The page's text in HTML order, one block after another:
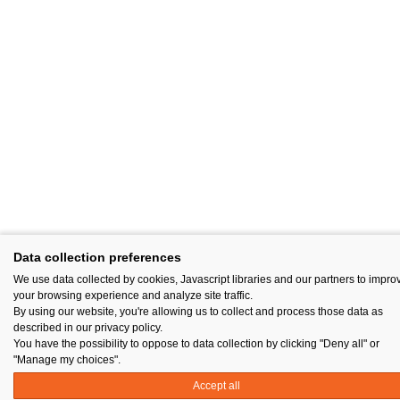
Data collection preferences
We use data collected by cookies, Javascript libraries and our partners to
your browsing experience and analyze site traffic.
By using our website, you're allowing us to collect and process those data as
described in our privacy policy.
You have the possibility to oppose to data collection by clicking "Deny all" or
"Manage my choices".
Accept all